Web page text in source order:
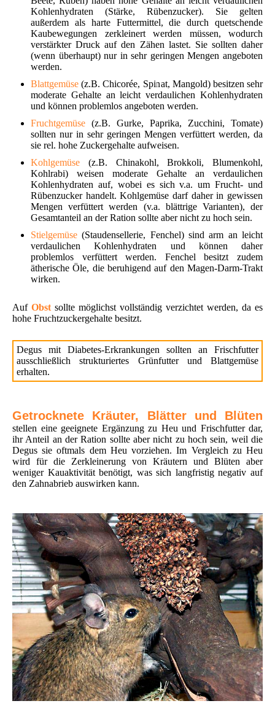
Kohlenhydraten (Stärke, Rübenzucker). Sie gelten
außerdem als harte Futtermittel, die durch quetschende
Kaubewegungen zerkleinert werden müssen, wodurch
verstärkter Druck auf den Zähen lastet. Sie sollten daher
(wenn überhaupt) nur in sehr geringen Mengen angeboten
werden.
Blattgemüse (z.B. Chicorée, Spinat, Mangold) besitzen sehr
moderate Gehalte an leicht verdaulichen Kohlenhydraten
und können problemlos angeboten werden.
Fruchtgemüse (z.B. Gurke, Paprika, Zucchini, Tomate)
sollten nur in sehr geringen Mengen verfüttert werden, da
sie rel. hohe Zuckergehalte aufweisen.
Kohlgemüse (z.B. Chinakohl, Brokkoli, Blumenkohl,
Kohlrabi) weisen moderate Gehalte an verdaulichen
Kohlenhydraten auf, wobei es sich v.a. um Frucht- und
Rübenzucker handelt. Kohlgemüse darf daher in gewissen
Mengen verfüttert werden (v.a. blättrige Varianten), der
Gesamtanteil an der Ration sollte aber nicht zu hoch sein.
Stielgemüse (Staudensellerie, Fenchel) sind arm an leicht
verdaulichen Kohlenhydraten und können daher
problemlos verfüttert werden. Fenchel besitzt zudem
ätherische Öle, die beruhigend auf den Magen-Darm-Trakt
wirken.
Auf Obst sollte möglichst vollständig verzichtet werden, da es
hohe Fruchtzuckergehalte besitzt.
Degus mit Diabetes-Erkrankungen sollten an Frischfutter
ausschließlich strukturiertes Grünfutter und Blattgemüse
erhalten.
Getrocknete Kräuter, Blätter und Blüten
stellen eine geeignete Ergänzung zu Heu und Frischfutter dar,
ihr Anteil an der Ration sollte aber nicht zu hoch sein, weil die
Degus sie oftmals dem Heu vorziehen. Im Vergleich zu Heu
wird für die Zerkleinerung von Kräutern und Blüten aber
weniger Kauaktivität benötigt, was sich langfristig negativ auf
den Zahnabrieb auswirken kann.